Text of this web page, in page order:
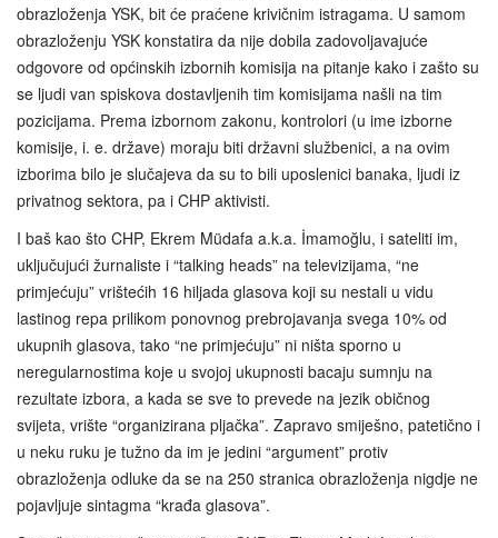
obrazloženja YSK, bit će praćene krivičnim istragama. U samom
obrazloženju YSK konstatira da nije dobila zadovoljavajuće
odgovore od općinskih izbornih komisija na pitanje kako i zašto su
se ljudi van spiskova dostavljenih tim komisijama našli na tim
pozicijama. Prema izbornom zakonu, kontrolori (u ime izborne
komisije, i. e. države) moraju biti državni službenici, a na ovim
izborima bilo je slučajeva da su to bili uposlenici banaka, ljudi iz
privatnog sektora, pa i CHP aktivisti.
I baš kao što CHP, Ekrem Müdafa a.k.a. İmamoğlu, i sateliti im,
uključujući žurnaliste i “talking heads” na televizijama, “ne
primjećuju” vrištećih 16 hiljada glasova koji su nestali u vidu
lastinog repa prilikom ponovnog prebrojavanja svega 10% od
ukupnih glasova, tako “ne primjećuju” ni ništa sporno u
neregularnostima koje u svojoj ukupnosti bacaju sumnju na
rezultate izbora, a kada se sve to prevede na jezik običnog
svijeta, vrište “organizirana pljačka”. Zapravo smiješno, patetično i
u neku ruku je tužno da im je jedini “argument” protiv
obrazloženja odluke da se na 250 stranica obrazloženja nigdje ne
pojavljuje sintagma “krađa glasova”.